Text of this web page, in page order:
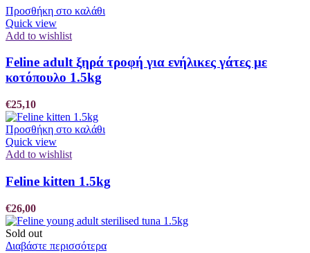
Προσθήκη στο καλάθι
Quick view
Add to wishlist
Feline adult ξηρά τροφή για ενήλικες γάτες με
κοτόπουλο 1.5kg
€25,10
Προσθήκη στο καλάθι
Quick view
Add to wishlist
Feline kitten 1.5kg
€26,00
Sold out
Διαβάστε περισσότερα